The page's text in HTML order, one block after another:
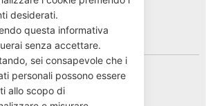
in primavera
desiderati.
questa informativa
senza accettare.
sei consapevole che i
personali possono essere
allo scopo di